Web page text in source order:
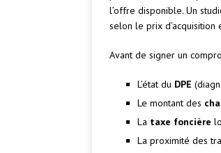
l’offre disponible. Un
selon le prix
Avant de signer un
L’état du DPE
Le montant des
La taxe foncière
La proximité des